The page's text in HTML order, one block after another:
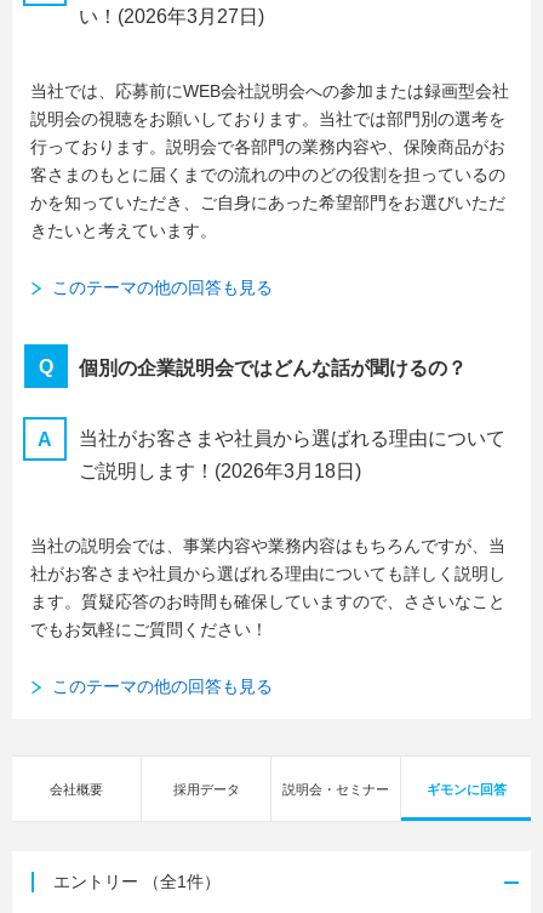
い！ (2026年3月27日)
当社では、応募前にWEB会社説明会への参加または録画型会社
説明会の視聴をお願いしております。当社では部門別の選考を
行っております。説明会で各部門の業務内容や、保険商品がお
客さまのもとに届くまでの流れの中のどの役割を担っているの
かを知っていただき、ご自身にあった希望部門をお選びいただ
きたいと考えています。
このテーマの他の回答も見る
個別の企業説明会ではどんな話が聞けるの？
当社がお客さまや社員から選ばれる理由について
ご説明します！ (2026年3月18日)
当社の説明会では、事業内容や業務内容はもちろんですが、当
社がお客さまや社員から選ばれる理由についても詳しく説明し
ます。質疑応答のお時間も確保していますので、ささいなこと
でもお気軽にご質問ください！
このテーマの他の回答も見る
会社概要 採用データ 説明会・セミナー ギモンに回答
エントリー （全1件）